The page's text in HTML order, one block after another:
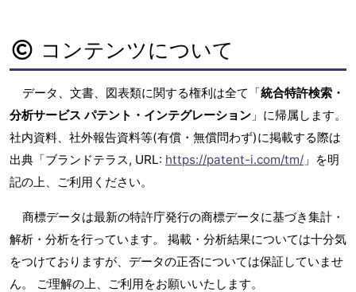
コンテンツについて
データ、文書、図表類に関する権利は全て「統合特許検索・
分析サービス パテント・インテグレーション 」に帰属します。
社内資料、社外報告資料等(有償・無償問わず)に掲載する際は
出典「ブランドテラス, URL: https://patent-i.com/tm/ 」を明
記の上、ご利用ください。
商標データは最新の特許庁発行の商標データに基づき集計・
解析・分析を行っています。 掲載・分析結果については十分気
をつけておりますが、データの正否については保証していませ
ん。 ご理解の上、ご利用をお願いいたします。